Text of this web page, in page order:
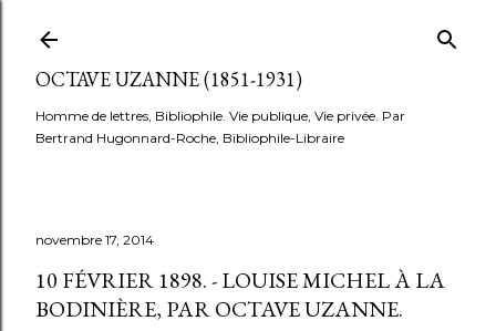
OCTAVE UZANNE (1851-1931)
Homme de lettres, Bibliophile. Vie publique, Vie privée. Par
Bertrand Hugonnard-Roche, Bibliophile-Libraire
novembre 17, 2014
10 FÉVRIER 1898. - LOUISE MICHEL À LA
BODINIÈRE, PAR OCTAVE UZANNE.